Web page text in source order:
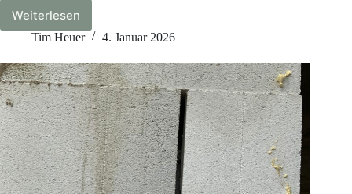
WeiterlesenWärmepumpen
effizient
Profi-
Tipps
für
Hausbesitzer
Tim Heuer 4. Januar 2026